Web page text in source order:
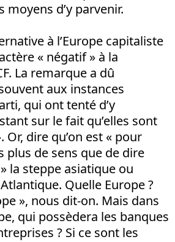
moyens d’y parvenir.
à l’Europe capitaliste
« négatif » à la
La remarque a dû
aux instances
qui ont tenté d’y
sur le fait qu’elles sont
Or, dire qu’on est « pour
plus de sens que de dire
la steppe asiatique ou
Quelle Europe ?
», nous dit-on. Mais dans
qui possèdera les banques
? Si ce sont les